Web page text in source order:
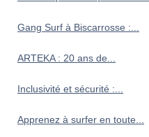
Gang Surf à Biscarrosse :...
ARTEKA : 20 ans de...
Inclusivité et sécurité :...
Apprenez à surfer en toute...